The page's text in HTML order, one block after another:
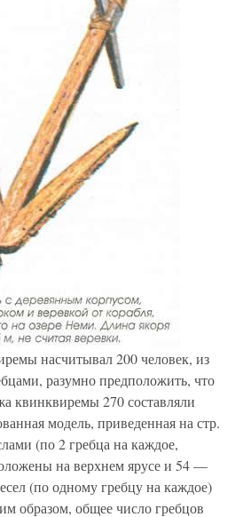
насчитывал 200 человек, из
разумно предположить, что
квинквиремы 270 составляли
модель, приведенная на стр.
(по 2 гребца на каждое,
на верхнем ярусе и 54 —
(по одному гребцу на каждое)
образом, общее число гребцов